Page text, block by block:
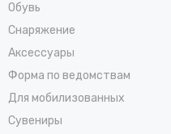
Обувь
Снаряжение
Аксессуары
Форма по ведомствам
Для мобилизованных
Сувениры